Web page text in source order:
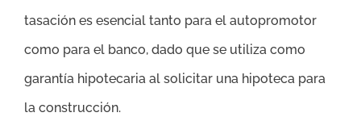
tasación es esencial tanto para el autopromotor
como para el banco, dado que se utiliza como
garantía hipotecaria al solicitar una hipoteca para
la construcción.